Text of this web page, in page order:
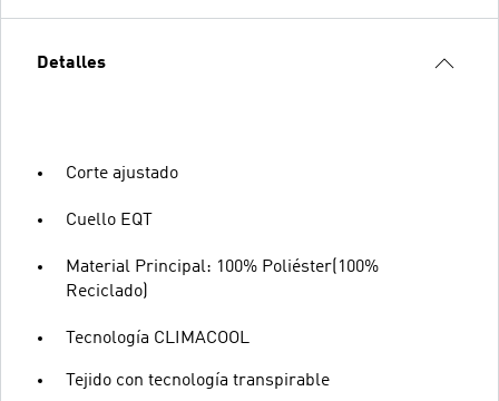
Detalles
Corte ajustado
Cuello EQT
Material Principal: 100% Poliéster(100%
Reciclado)
Tecnología CLIMACOOL
Tejido con tecnología transpirable